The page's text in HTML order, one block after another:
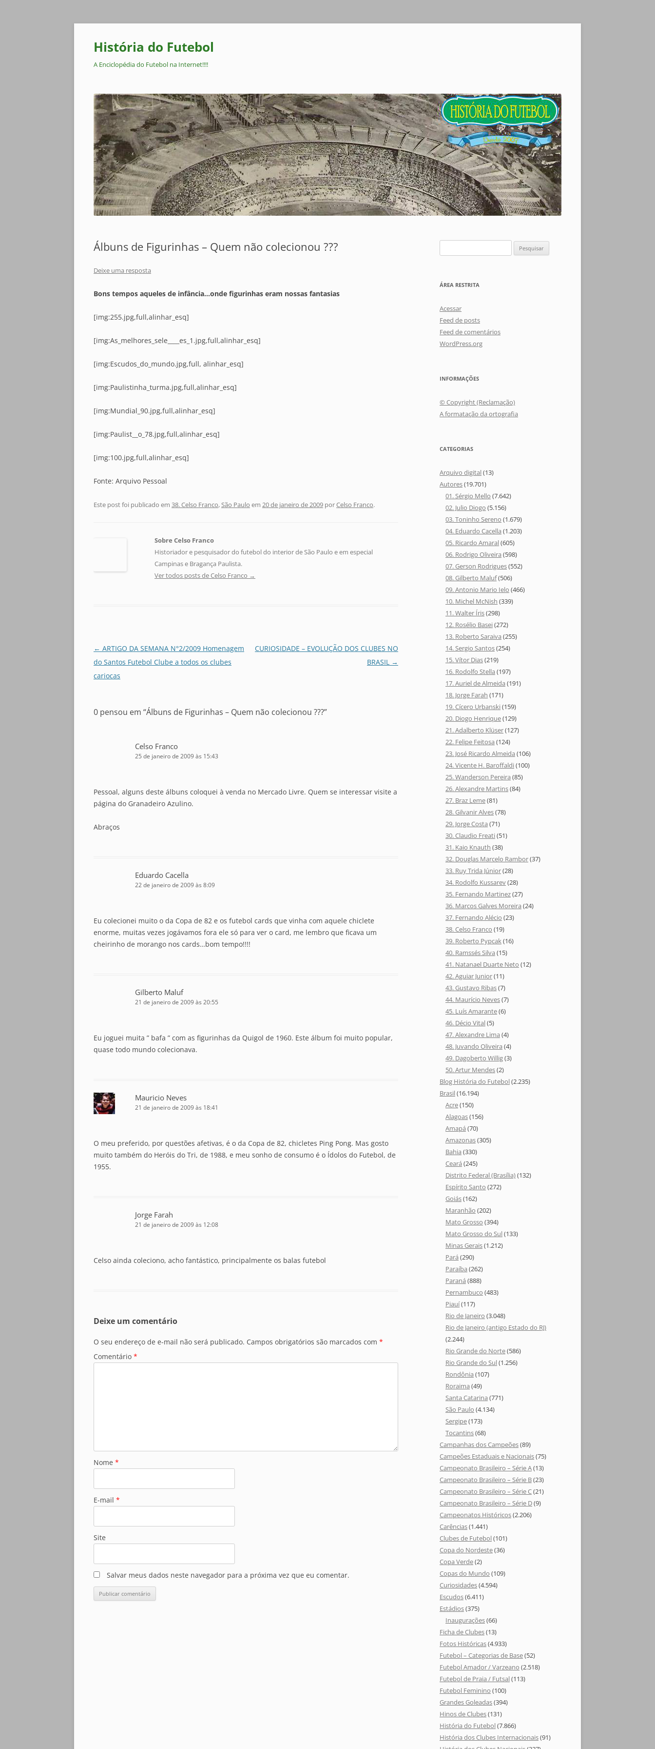
Pular
conteúdo
História do Futebol
A Enciclopédia do Futebol na Internet!!!!
Álbuns de Figurinhas – Quem não colecionou ???
Deixe uma resposta
Bons tempos aqueles de infância…onde figurinhas eram nossas fantasias
[img:255.jpg,full,alinhar_esq]
[img:As_melhores_sele____es_1.jpg,full,alinhar_esq]
[img:Escudos_do_mundo.jpg,full, alinhar_esq]
[img:Paulistinha_turma.jpg,full,alinhar_esq]
[img:Mundial_90.jpg,full,alinhar_esq]
[img:Paulist__o_78.jpg,full,alinhar_esq]
[img:100.jpg,full,alinhar_esq]
Fonte: Arquivo Pessoal
Este post foi publicado em 38. Celso Franco,São Paulo em 20 de janeiro de 2009 porCelso Franco.
Sobre Celso Franco
Historiador e pesquisador do futebol do interior de São Paulo e em especial
Campinas e Bragança Paulista.
Ver todos posts de Celso Franco →
Navegação
de
posts
← ARTIGO DA SEMANA N°2/2009 Homenagem
do Santos Futebol Clube a todos os clubes
cariocas
CURIOSIDADE – EVOLUÇÃO DOS CLUBES NO
BRASIL →
0 pensou em “Álbuns de Figurinhas – Quem não colecionou ???”
Celso Franco
25 de janeiro de 2009 às 15:43
Pessoal, alguns deste álbuns coloquei à venda no Mercado Livre. Quem se interessar visite a
página do Granadeiro Azulino.
Abraços
Eduardo Cacella
22 de janeiro de 2009 às 8:09
Eu colecionei muito o da Copa de 82 e os futebol cards que vinha com aquele chiclete
enorme, muitas vezes jogávamos fora ele só para ver o card, me lembro que ficava um
cheirinho de morango nos cards…bom tempo!!!!
Gilberto Maluf
21 de janeiro de 2009 às 20:55
Eu joguei muita ” bafa ” com as figurinhas da Quigol de 1960. Este álbum foi muito popular,
quase todo mundo colecionava.
Mauricio Neves
21 de janeiro de 2009 às 18:41
O meu preferido, por questões afetivas, é o da Copa de 82, chicletes Ping Pong. Mas gosto
muito também do Heróis do Tri, de 1988, e meu sonho de consumo é o Ídolos do Futebol, de
1955.
Jorge Farah
21 de janeiro de 2009 às 12:08
Celso ainda coleciono, acho fantástico, principalmente os balas futebol
Deixe um comentário
O seu endereço de e-mail não será publicado. Campos obrigatórios são marcados com *
Comentário *
Nome *
E-mail *
Site
Salvar meus dados neste navegador para a próxima vez que eu comentar.
por:
ÁREA RESTRITA
Acessar
Feed de posts
Feed de comentários
WordPress.org
INFORMAÇÕES
© Copyright (Reclamação)
A formatação da ortografia
CATEGORIAS
Arquivo digital(13)
Autores(19.701)
01. Sérgio Mello (7.642)
02. Julio Diogo (5.156)
03. Toninho Sereno (1.679)
04. Eduardo Cacella (1.203)
05. Ricardo Amaral(605)
06. Rodrigo Oliveira (598)
07. Gerson Rodrigues(552)
08. Gilberto Maluf(506)
09. Antonio Mario Ielo (466)
10. Michel McNish (339)
11. Walter Íris(298)
12. Rosélio Basei(272)
13. Roberto Saraiva (255)
14. Sergio Santos(254)
15. Vítor Dias(219)
16. Rodolfo Stella (197)
17. Auriel de Almeida (191)
18. Jorge Farah (171)
19. Cícero Urbanski(159)
20. Diogo Henrique(129)
21. Adalberto Klüser(127)
22. Felipe Feitosa (124)
23. José Ricardo Almeida (106)
24. Vicente H. Baroffaldi(100)
25. Wanderson Pereira (85)
26. Alexandre Martins(84)
27. Braz Leme(81)
28. Gilvanir Alves(78)
29. Jorge Costa (71)
30. Claudio Freati(51)
31. Kaio Knauth (38)
32. Douglas Marcelo Rambor(37)
33. Ruy Trida Júnior(28)
34. Rodolfo Kussarev(28)
35. Fernando Martinez(27)
36. Marcos Galves Moreira (24)
37. Fernando Alécio (23)
38. Celso Franco (19)
39. Roberto Pypcak(16)
40. Ramssés Silva (15)
41. Natanael Duarte Neto (12)
42. Aguiar Junior(11)
43. Gustavo Ribas(7)
44. Maurício Neves(7)
45. Luís Amarante(6)
46. Décio Vital(5)
47. Alexandre Lima (4)
48. Juvando Oliveira (4)
49. Dagoberto Willig(3)
50. Artur Mendes(2)
Blog História do Futebol(2.235)
Brasil(16.194)
Acre(150)
Alagoas(156)
Amapá (70)
Amazonas(305)
Bahia (330)
Ceará (245)
Distrito Federal (Brasília)(132)
Espírito Santo (272)
Goiás(162)
Maranhão (202)
Mato Grosso (394)
Mato Grosso do Sul(133)
Minas Gerais(1.212)
Pará (290)
Paraíba (262)
Paraná (888)
Pernambuco (483)
Piauí(117)
Rio de Janeiro (3.048)
Rio de Janeiro (antigo Estado do RJ)
(2.244)
Rio Grande do Norte(586)
Rio Grande do Sul(1.256)
Rondônia (107)
Roraima (49)
Santa Catarina (771)
São Paulo (4.134)
Sergipe(173)
Tocantins(68)
Campanhas dos Campeões(89)
Campeões Estaduais e Nacionais(75)
Campeonato Brasileiro – Série A(13)
Campeonato Brasileiro – Série B(23)
Campeonato Brasileiro – Série C(21)
Campeonato Brasileiro – Série D(9)
Campeonatos Históricos(2.206)
Carências(1.441)
Clubes de Futebol(101)
Copa do Nordeste(36)
Copa Verde(2)
Copas do Mundo (109)
Curiosidades(4.594)
Escudos(6.411)
Estádios(375)
Inaugurações(66)
Ficha de Clubes(13)
Fotos Históricas(4.933)
Futebol – Categorias de Base(52)
Futebol Amador / Varzeano (2.518)
Futebol de Praia / Futsal(113)
Futebol Feminino (100)
Grandes Goleadas(394)
Hinos de Clubes(131)
História do Futebol(7.866)
História dos Clubes Internacionais(91)